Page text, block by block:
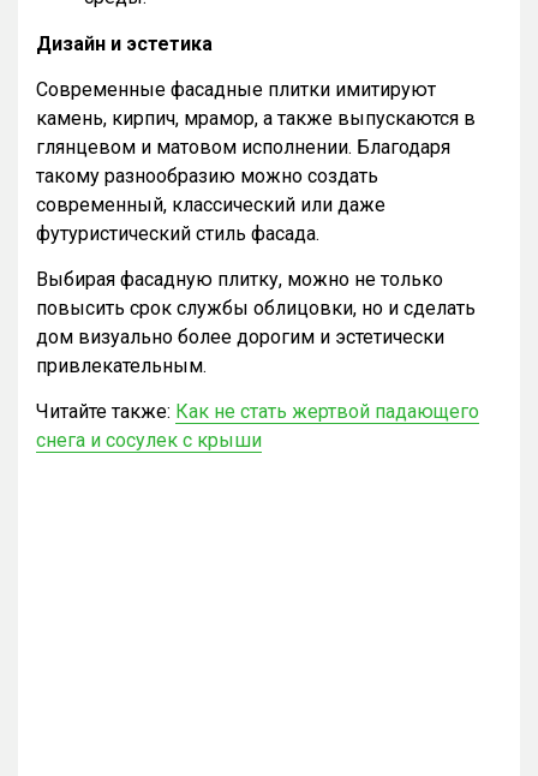
Дизайн и эстетика
Современные фасадные плитки имитируют
камень, кирпич, мрамор, а также выпускаются в
глянцевом и матовом исполнении. Благодаря
такому разнообразию можно создать
современный, классический или даже
футуристический стиль фасада.
Выбирая фасадную плитку, можно не только
повысить срок службы облицовки, но и сделать
дом визуально более дорогим и эстетически
привлекательным.
Читайте также: Как не стать жертвой падающего
снега и сосулек с крыши